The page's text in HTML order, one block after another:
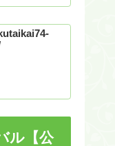
＜大会スロー
ル【公